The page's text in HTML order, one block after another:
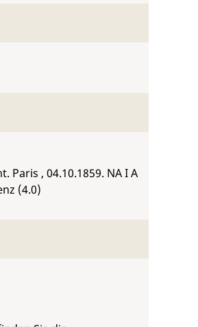
Paris , 04.10.1859. NA I A
(4.0)